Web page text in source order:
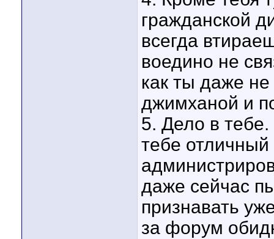
гражданской
всегда
воедино не
как ты даже
джимханой и
5. Дело в
тебе
даже сейчас
признавать
за форум